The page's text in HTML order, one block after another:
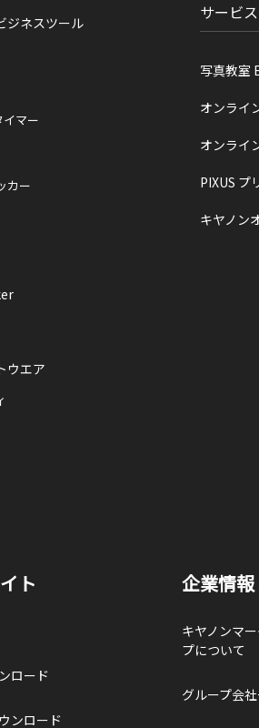
ジネスツール
マー
カー
ウエア
サービス
写真教室
オンライ
オンライ
PIXUS プ
キヤノン
ト
ロード
ンロード
企業情報
キヤノンマ
プについて
グループ会